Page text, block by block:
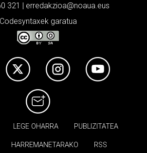
321 | erredakzioa@noaua.eus
Codesyntaxek garatua
LEGE OHARRA PUBLIZITATEA
HARREMANETARAKO RSS